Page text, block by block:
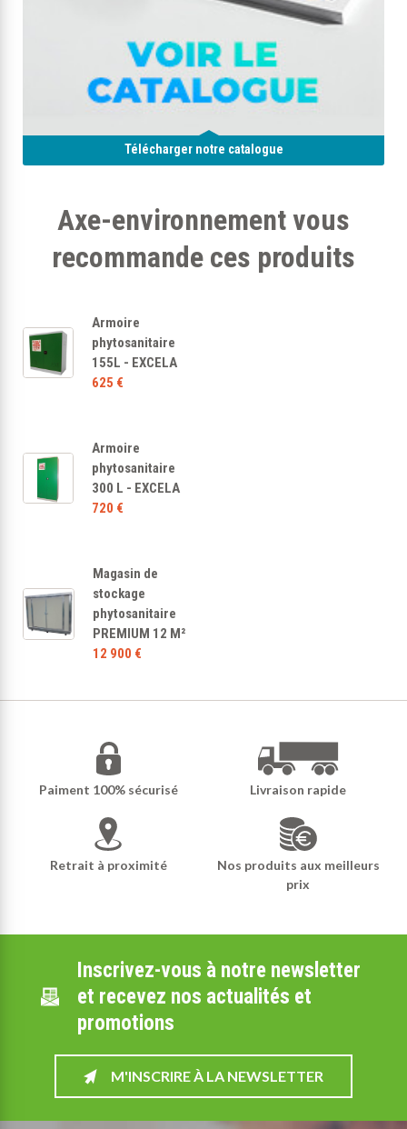
Télécharger notre catalogue
Axe-environnement vous
recommande ces produits
Armoire
phytosanitaire
155L - EXCELA
625 €
Armoire
phytosanitaire
300 L - EXCELA
720 €
Magasin de
stockage
phytosanitaire
PREMIUM 12 M²
12 900 €
Paiment 100% sécurisé Livraison rapide
Retrait à proximité
Nos produits aux meilleurs
prix
Inscrivez-vous à notre newsletter
et recevez nos actualités et
promotions
M'INSCRIRE À LA NEWSLETTER